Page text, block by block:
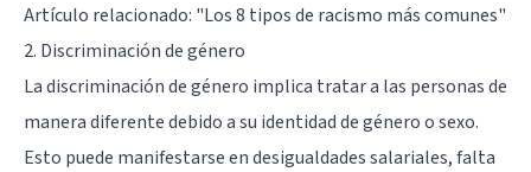
Artículo relacionado: "Los 8 tipos de racismo más comunes"
2. Discriminación de género
La discriminación de género implica tratar a las personas de
manera diferente debido a su identidad de género o sexo.
Esto puede manifestarse en desigualdades salariales, falta